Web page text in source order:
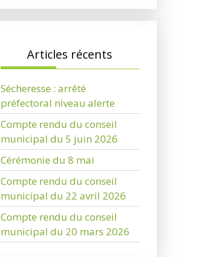
Articles récents
Sécheresse : arrêté
préfectoral niveau alerte
Compte rendu du conseil
municipal du 5 juin 2026
Cérémonie du 8 mai
Compte rendu du conseil
municipal du 22 avril 2026
Compte rendu du conseil
municipal du 20 mars 2026